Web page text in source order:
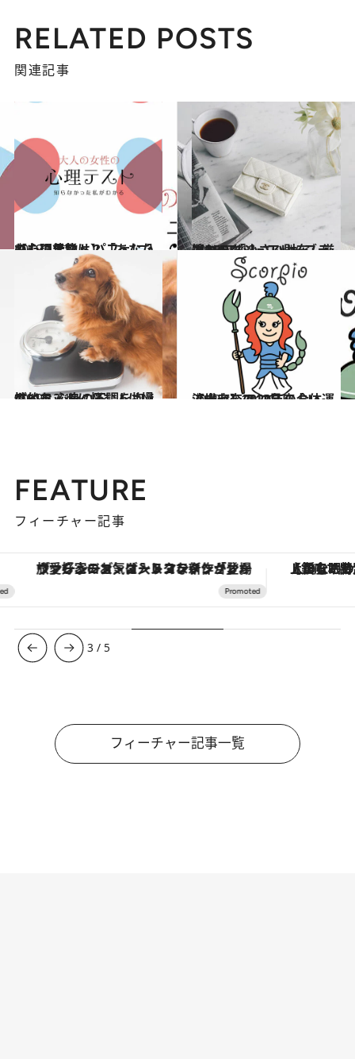
RELATED POSTS
関連記事
2019.12.22
【心理テスト】「あなたの心の状態」 パフェに入れたい果物は？
占い 2018.11.12
憧れラグジュアリーブランドの 「小さい財布」厳選BEST6
コミック ＆ エッセイ
2019.12.16
ダイエットに悩む人は慢性的な 心身の不調を抱えている
ライフスタイル 2019.12.18
流光七奈の12星座占い 【蠍座】2020年の全体運
占い
FEATURE
フィーチャー記事
ヴァシュロン・コンスタンタン「オーヴァーシーズ・オートマティック」。旅愛好家のお気に入りコレクションから、ジェンダーレスな新作が登場 【銀座で出合う最旬美容】美髪ケアや上質
3 / 5
フィーチャー記事一覧